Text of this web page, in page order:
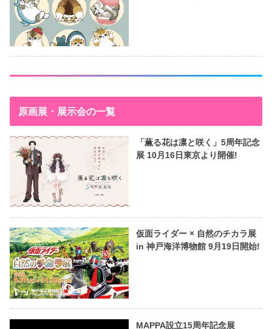
原画展・展示会の一覧
「薫る花は凛と咲く」5周年記念
展 10月16日東京より開催!
仮面ライダー × 自然のチカラ展
in 神戸海洋博物館 9月19日開始!
MAPPA設立15周年記念展